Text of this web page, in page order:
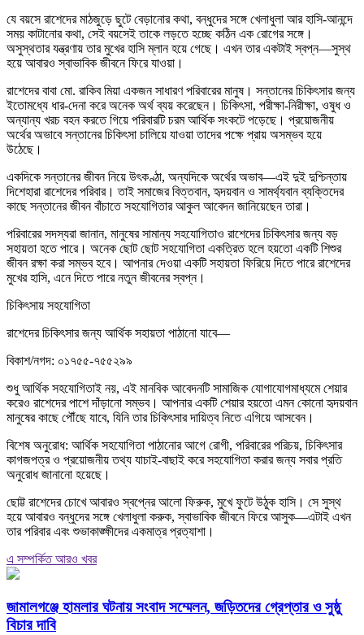
যে বয়সে রাশেদের মাঠজুড়ে ছুটে বেড়ানোর কথা, বন্ধুদের সঙ্গে খেলাধুলা আর হাসি-আনন্দে
সময় কাটানোর কথা, সেই বয়সেই তাকে লড়তে হচ্ছে কঠিন এক রোগের সঙ্গে।
অসুস্থতার যন্ত্রণায় তার মুখের হাসি ম্লান হয়ে গেছে। এখন তার একটাই স্বপ্ন—সুস্থ
হয়ে আবারও স্বাভাবিক জীবনে ফিরে যাওয়া।
রাশেদের বাবা মো. রাকিব মিয়া একজন সাধারণ পরিবারের মানুষ। সন্তানের চিকিৎসার জন্য
ইতোমধ্যে ধার-দেনা করে অনেক অর্থ ব্যয় করেছেন। চিকিৎসা, পরীক্ষা-নিরীক্ষা, ওষুধ ও
অন্যান্য খরচ বহন করতে গিয়ে পরিবারটি চরম আর্থিক সংকটে পড়েছে। প্রয়োজনীয়
অর্থের অভাবে সন্তানের চিকিৎসা চালিয়ে যাওয়া তাদের পক্ষে প্রায় অসম্ভব হয়ে
উঠেছে।
একদিকে সন্তানের জীবন নিয়ে উৎকণ্ঠা, অন্যদিকে অর্থের অভাব—এই দুই দুশ্চিন্তায়
দিশেহারা রাশেদের পরিবার। তাই সমাজের বিত্তবান, হৃদয়বান ও সামর্থ্যবান ব্যক্তিদের
কাছে সন্তানের জীবন বাঁচাতে সহযোগিতার আকুল আবেদন জানিয়েছেন তারা।
পরিবারের সদস্যরা জানান, মানুষের সামান্য সহযোগিতাও রাশেদের চিকিৎসার জন্য বড়
সহায়তা হতে পারে। অনেক ছোট ছোট সহযোগিতা একত্রিত হলে হয়তো একটি শিশুর
জীবন রক্ষা করা সম্ভব হবে। আপনার দেওয়া একটি সহায়তা ফিরিয়ে দিতে পারে রাশেদের
মুখের হাসি, এনে দিতে পারে নতুন জীবনের স্বপ্ন।
চিকিৎসায় সহযোগিতা
রাশেদের চিকিৎসার জন্য আর্থিক সহায়তা পাঠানো যাবে—
বিকাশ/নগদ: ০১৭৫৫-৭৫৫২৯৯
শুধু আর্থিক সহযোগিতাই নয়, এই মানবিক আবেদনটি সামাজিক যোগাযোগমাধ্যমে শেয়ার
করেও রাশেদের পাশে দাঁড়ানো সম্ভব। আপনার একটি শেয়ার হয়তো এমন কোনো হৃদয়বান
মানুষের কাছে পৌঁছে যাবে, যিনি তার চিকিৎসার দায়িত্ব নিতে এগিয়ে আসবেন।
বিশেষ অনুরোধ: আর্থিক সহযোগিতা পাঠানোর আগে রোগী, পরিবারের পরিচয়, চিকিৎসার
কাগজপত্র ও প্রয়োজনীয় তথ্য যাচাই-বাছাই করে সহযোগিতা করার জন্য সবার প্রতি
অনুরোধ জানানো হয়েছে।
ছোট্ট রাশেদের চোখে আবারও স্বপ্নের আলো ফিরুক, মুখে ফুটে উঠুক হাসি। সে সুস্থ
হয়ে আবারও বন্ধুদের সঙ্গে খেলাধুলা করুক, স্বাভাবিক জীবনে ফিরে আসুক—এটাই এখন
তার পরিবার এবং শুভাকাঙ্ক্ষীদের একমাত্র প্রত্যাশা।
এ সম্পর্কিত আরও খবর
জামালগঞ্জে হামলার ঘটনায় সংবাদ সম্মেলন, জড়িতদের গ্রেপ্তার ও সুষ্ঠু
বিচার দাবি